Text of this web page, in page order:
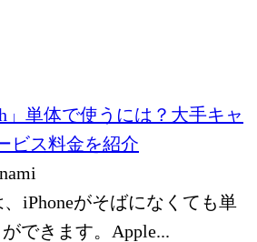
」単体で使うには？大手キャ
ビス料金を紹介
、iPhoneがそばになくても単
できます。Apple...